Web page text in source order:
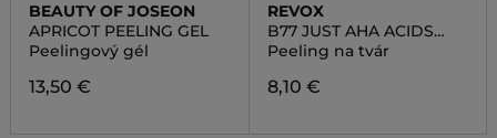
BEAUTY OF JOSEON
APRICOT PEELING GEL
Peelingový gél
13,50 €
REVOX
B77 JUST AHA ACIDS
30%
Peeling na tvár
8,10 €